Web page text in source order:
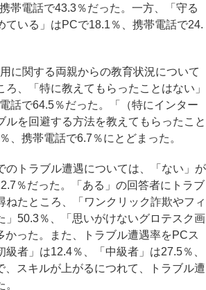
帯電話で43.3％だった。一方、「守る
ている」はPCで18.1％、携帯電話で24.
に関する両親からの教育状況について
、「特に教えてもらったことはない」
話で64.5％だった。「（特にインター
ルを回避する方法を教えてもらったこと
、携帯電話で6.7％にとどまった。
トラブル遭遇については、「ない」が
％だった。「ある」の回答者にトラブ
ねたところ、「ワンクリック詐欺やフィ
」50.3％、「思いがけないグロテスク画
かった。また、トラブル遭遇率をPCス
級者」は12.4％、「中級者」は27.5％、
、スキルが上がるにつれて、トラブル遭